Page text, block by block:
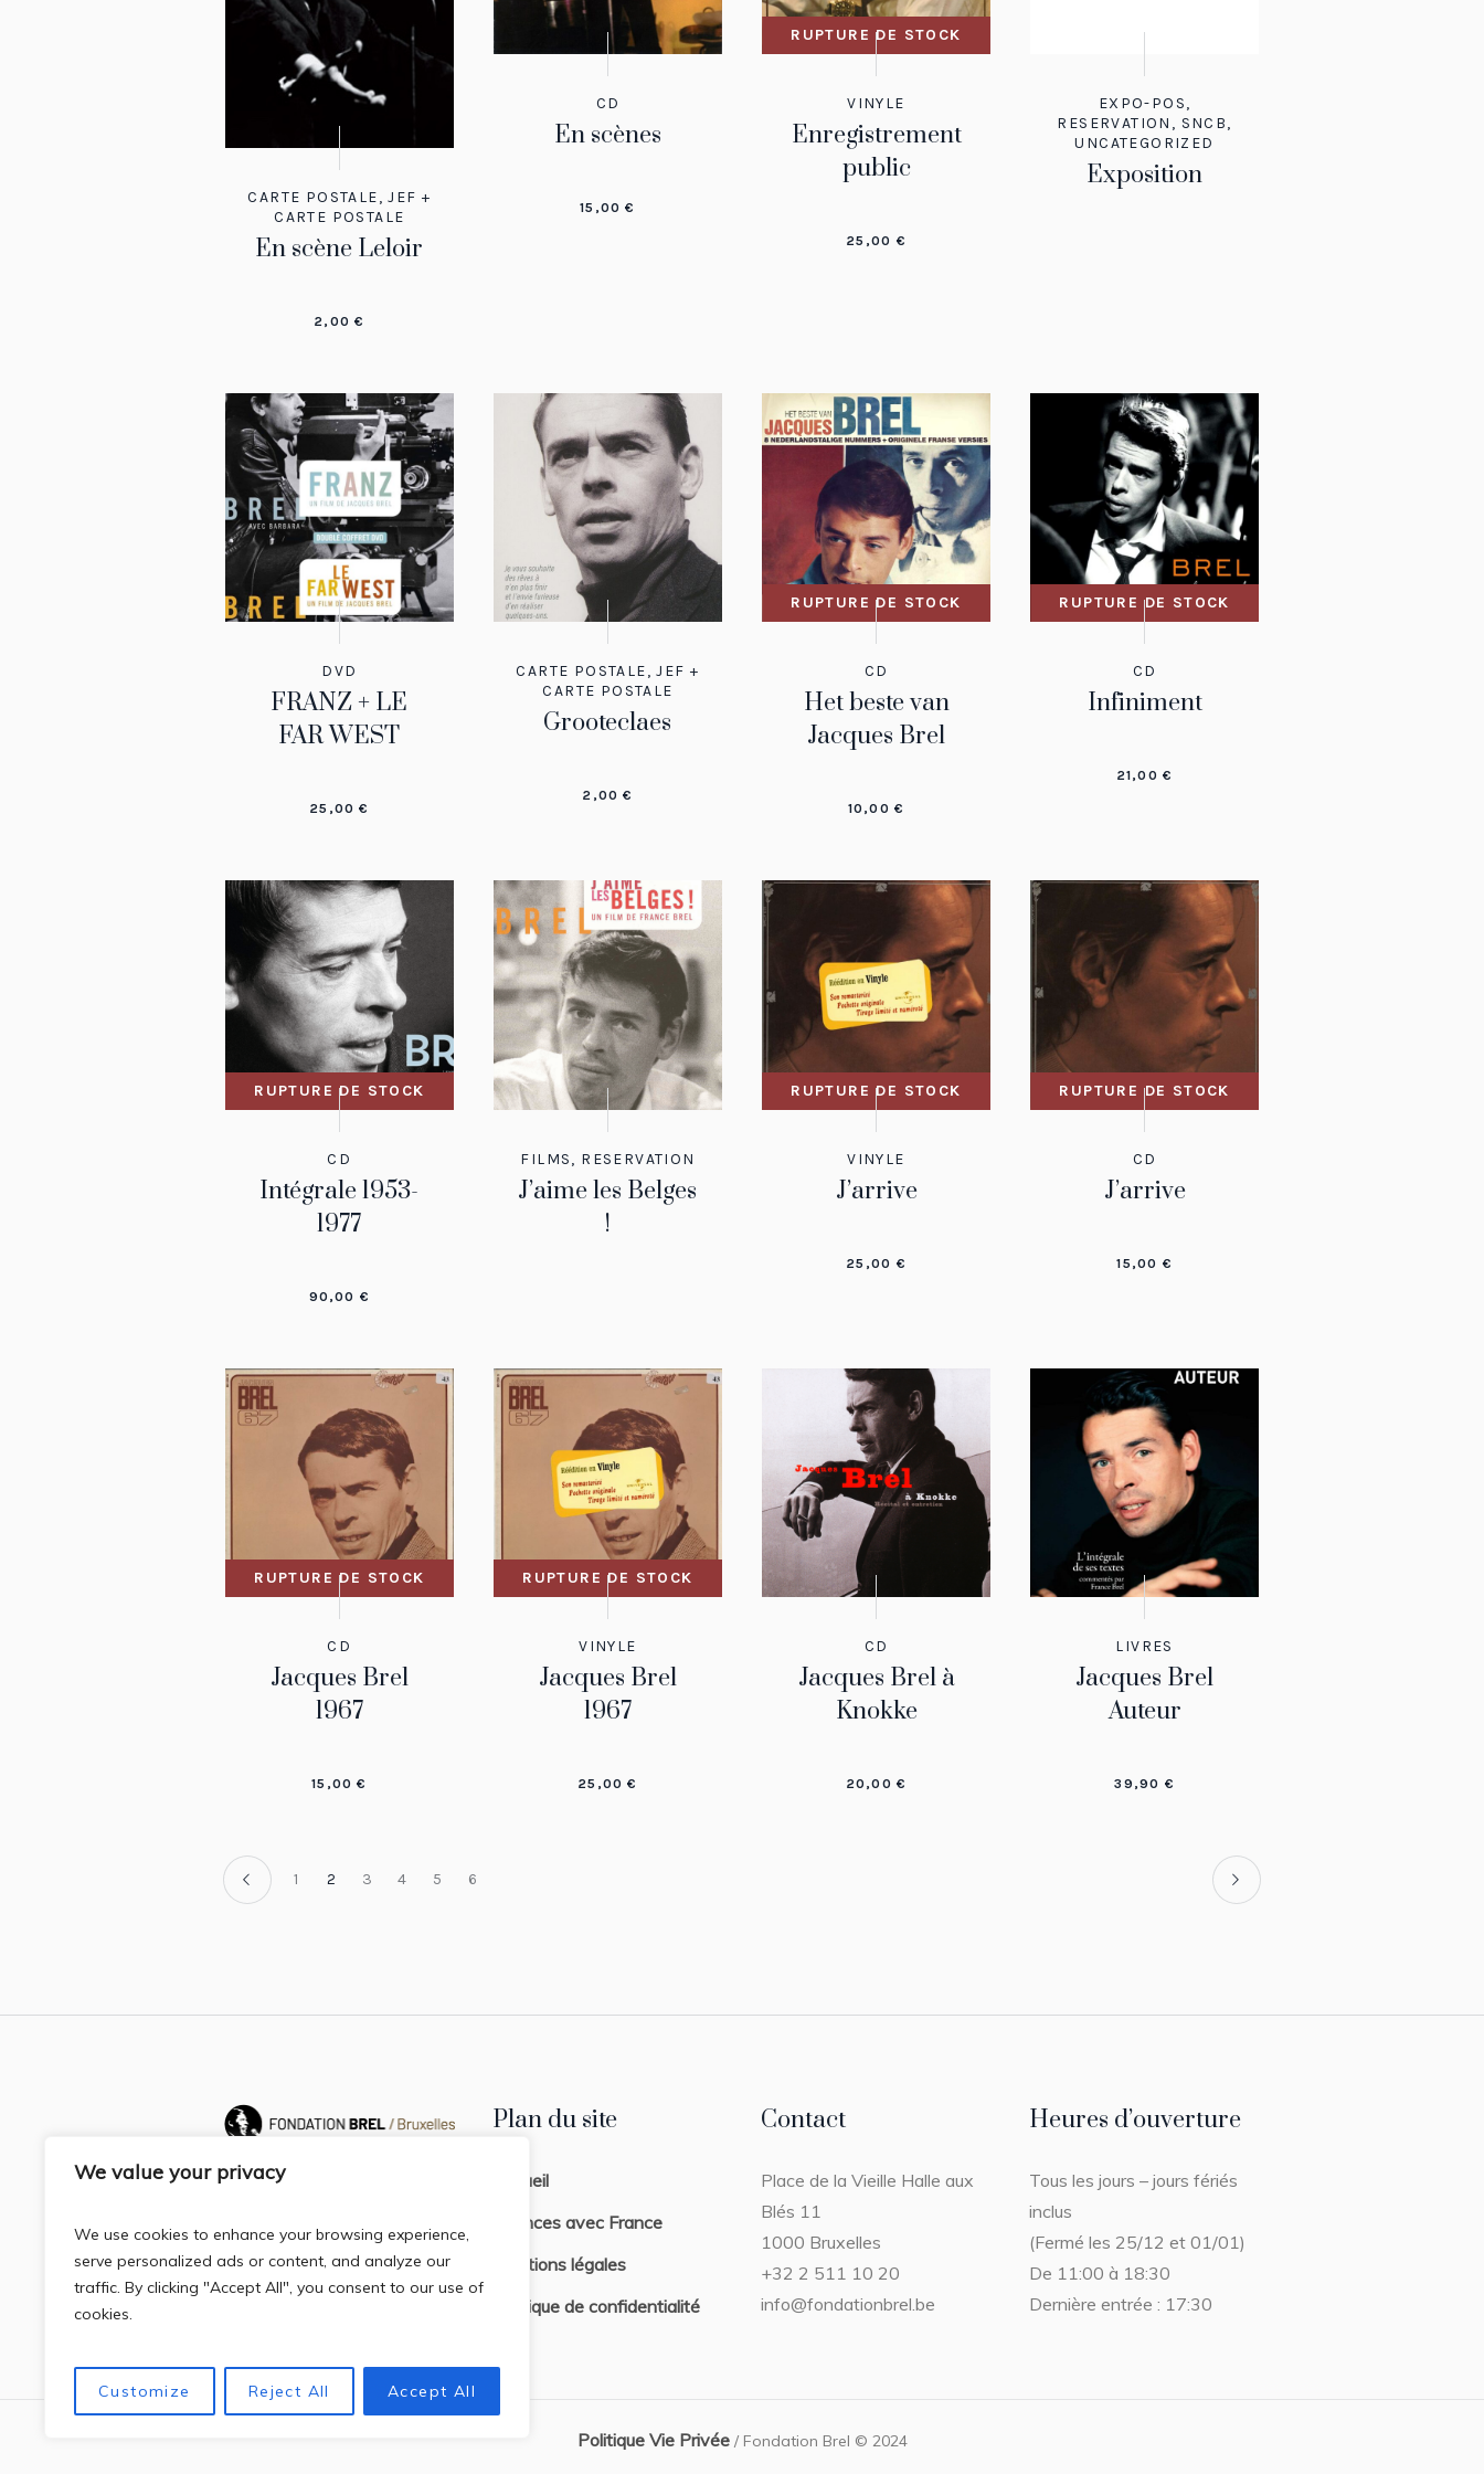
We value your privacy
We use cookies to enhance your browsing experience,
serve personalized ads or content, and analyze our
traffic. By clicking "Accept All", you consent to our use of
cookies.
Customize Reject All Accept All
CARTE POSTALE,JEF +
CARTE POSTALE
En scène Leloir
2,00 €
CD
En scènes
15,00 €
RUPTURE DE STOCK
VINYLE
Enregistrement
public
25,00 €
EXPO-POS,
RESERVATION , SNCB,
UNCATEGORIZED
Exposition
DVD
FRANZ + LE
FAR WEST
25,00 €
CARTE POSTALE,JEF +
CARTE POSTALE
Grooteclaes
2,00 €
RUPTURE DE STOCK
CD
Het beste van
Jacques Brel
10,00 €
RUPTURE DE STOCK
CD
Infiniment
21,00 €
RUPTURE DE STOCK
CD
Intégrale 1953-
1977
90,00 €
FILMS, RESERVATION
J’aime les Belges
!
RUPTURE DE STOCK
VINYLE
J’arrive
25,00 €
RUPTURE DE STOCK
CD
J’arrive
15,00 €
RUPTURE DE STOCK
CD
Jacques Brel
1967
15,00 €
RUPTURE DE STOCK
VINYLE
Jacques Brel
1967
25,00 €
CD
Jacques Brel à
Knokke
20,00 €
LIVRES
Jacques Brel
Auteur
39,90 €
1 2 3 4 5 6
Plan du site
Accueil
Séances avec France
Mentions légales
Politique de confidentialité
Contact
Place de la Vieille Halle aux
Blés 11
1000 Bruxelles
+32 2 511 10 20
info@fondationbrel.be
Heures d’ouverture
Tous les jours – jours fériés
inclus
(Fermé les 25/12 et 01/01)
De 11:00 à 18:30
Dernière entrée : 17:30
Politique Vie Privée/ Fondation Brel © 2024